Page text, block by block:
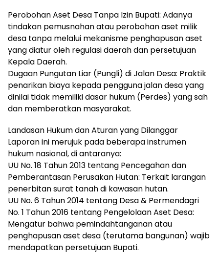
Perobohan Aset Desa Tanpa Izin Bupati: Adanya
tindakan pemusnahan atau perobohan aset milik
desa tanpa melalui mekanisme penghapusan aset
yang diatur oleh regulasi daerah dan persetujuan
Kepala Daerah.
Dugaan Pungutan Liar (Pungli) di Jalan Desa: Praktik
penarikan biaya kepada pengguna jalan desa yang
dinilai tidak memiliki dasar hukum (Perdes) yang sah
dan memberatkan masyarakat.
Landasan Hukum dan Aturan yang Dilanggar
Laporan ini merujuk pada beberapa instrumen
hukum nasional, di antaranya:
UU No. 18 Tahun 2013 tentang Pencegahan dan
Pemberantasan Perusakan Hutan: Terkait larangan
penerbitan surat tanah di kawasan hutan.
UU No. 6 Tahun 2014 tentang Desa & Permendagri
No. 1 Tahun 2016 tentang Pengelolaan Aset Desa:
Mengatur bahwa pemindahtanganan atau
penghapusan aset desa (terutama bangunan) wajib
mendapatkan persetujuan Bupati.